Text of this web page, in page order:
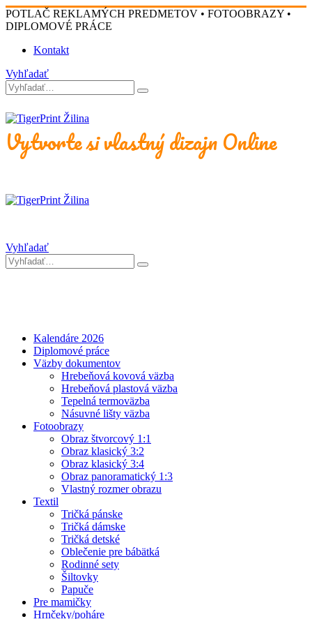
POTLAČ REKLAMÝCH PREDMETOV • FOTOOBRAZY •
DIPLOMOVÉ PRÁCE
Kontakt
Vyhľadať
Vytvorte si vlastný dizajn Online
Vyhľadať
Kalendáre 2026
Diplomové práce
Väzby dokumentov
Hrebeňová kovová väzba
Hrebeňová plastová väzba
Tepelná termoväzba
Násuvné lišty väzba
Fotoobrazy
Obraz štvorcový 1:1
Obraz klasický 3:2
Obraz klasický 3:4
Obraz panoramatický 1:3
Vlastný rozmer obrazu
Textil
Tričká pánske
Tričká dámske
Tričká detské
Oblečenie pre bábätká
Rodinné sety
Šiltovky
Papuče
Pre mamičky
Hrnčeky/poháre